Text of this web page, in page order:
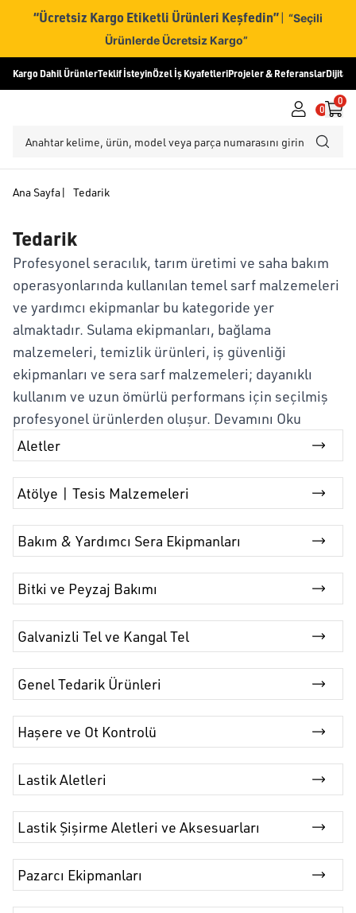
“Ücretsiz Kargo Etiketli Ürünleri Keşfedin” | “Seçili
Ürünlerde Ücretsiz Kargo”
Kargo Dahil ÜrünlerTeklif İsteyinÖzel İş KıyafetleriProjeler & ReferanslarDijital
0
0
Ana Sayfa| Tedarik
Tedarik
Profesyonel seracılık, tarım üretimi ve saha bakım
operasyonlarında kullanılan temel sarf malzemeleri
ve yardımcı ekipmanlar bu kategoride yer
almaktadır. Sulama ekipmanları, bağlama
malzemeleri, temizlik ürünleri, iş güvenliği
ekipmanları ve sera sarf malzemeleri; dayanıklı
kullanım ve uzun ömürlü performans için seçilmiş
profesyonel ürünlerden oluşur. Devamını Oku
Aletler
Atölye | Tesis Malzemeleri
Bakım & Yardımcı Sera Ekipmanları
Bitki ve Peyzaj Bakımı
Galvanizli Tel ve Kangal Tel
Genel Tedarik Ürünleri
Haşere ve Ot Kontrolü
Lastik Aletleri
Lastik Şişirme Aletleri ve Aksesuarları
Pazarcı Ekipmanları